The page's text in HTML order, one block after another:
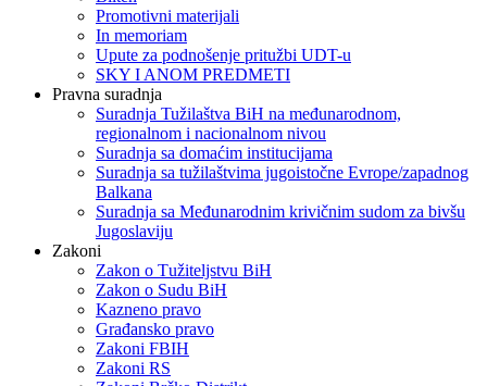
Promotivni materijali
In memoriam
Upute za podnošenje pritužbi UDT-u
SKY I ANOM PREDMETI
Pravna suradnja
Suradnja Tužilaštva BiH na međunarodnom,
regionalnom i nacionalnom nivou
Suradnja sa domaćim institucijama
Suradnja sa tužilaštvima jugoistočne Evrope/zapadnog
Balkana
Suradnja sa Međunarodnim krivičnim sudom za bivšu
Jugoslaviju
Zakoni
Zakon o Тužiteljstvu BiH
Zakon o Sudu BiH
Kazneno pravo
Građansko pravo
Zakoni FBIH
Zakoni RS